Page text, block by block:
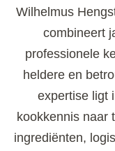
Wilhelmus
combineert
professionele
heldere en
expertise ligt
kookkennis naar
ingrediënten,